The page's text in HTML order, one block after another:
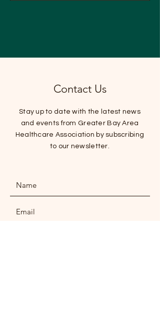
Contact Us
Stay up to date with the latest news
and events from Greater Bay Area
Healthcare Association by subscribing
to our newsletter.